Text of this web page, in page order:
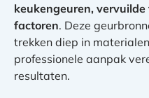
keukengeuren,
factoren. Deze
trekken diep in
professionele aanpak
resultaten.